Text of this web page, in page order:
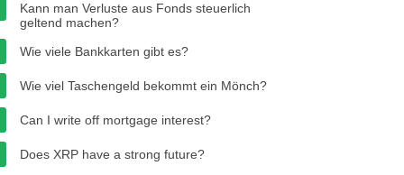
Kann man Verluste aus Fonds steuerlich
geltend machen?
Wie viele Bankkarten gibt es?
Wie viel Taschengeld bekommt ein Mönch?
Can I write off mortgage interest?
Does XRP have a strong future?